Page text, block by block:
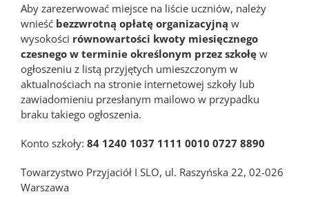
Aby zarezerwować miejsce na liście uczniów, należy
wnieść bezzwrotną opłatę organizacyjną w
wysokości równowartości kwoty miesięcznego
czesnego w terminie określonym przez szkołę w
ogłoszeniu z listą przyjętych umieszczonym w
aktualnościach na stronie internetowej szkoły lub
zawiadomieniu przesłanym mailowo w przypadku
braku takiego ogłoszenia.
Konto szkoły: 84 1240 1037 1111 0010 0727 8890
Towarzystwo Przyjaciół I SLO, ul. Raszyńska 22, 02-026
Warszawa